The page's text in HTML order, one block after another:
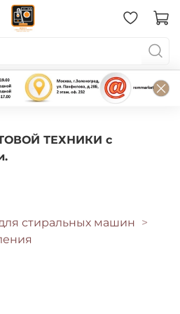
ТЕХНИКИ с
России.
стиральных машин